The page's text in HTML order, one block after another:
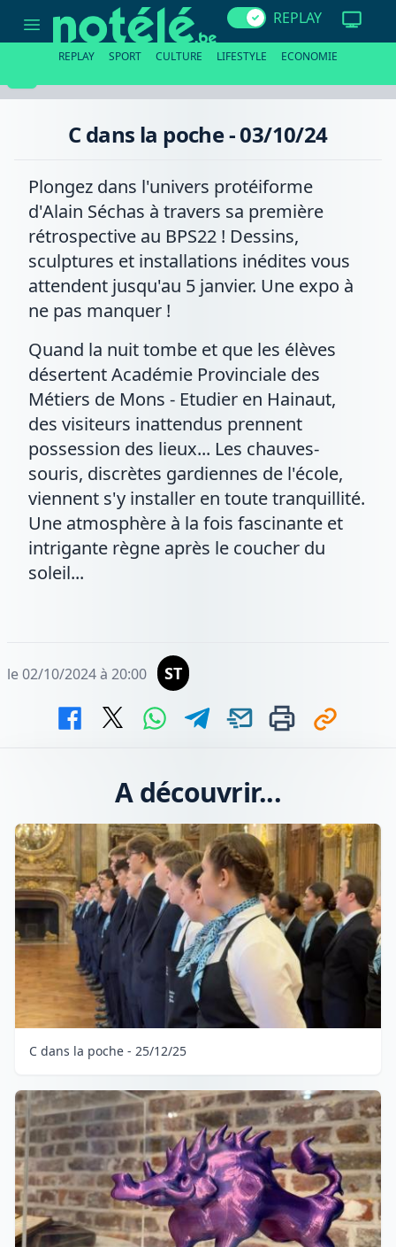
REPLAY
REPLAY SPORT CULTURE LIFESTYLE ECONOMIE
C dans la poche - 03/10/24
Plongez dans l'univers protéiforme
d'Alain Séchas à travers sa première
rétrospective au BPS22 ! Dessins,
sculptures et installations inédites vous
attendent jusqu'au 5 janvier. Une expo à
ne pas manquer !
Quand la nuit tombe et que les élèves
désertent Académie Provinciale des
Métiers de Mons - Etudier en Hainaut,
des visiteurs inattendus prennent
possession des lieux... Les chauves-
souris, discrètes gardiennes de l'école,
viennent s'y installer en toute tranquillité.
Une atmosphère à la fois fascinante et
intrigante règne après le coucher du
soleil...
le 02/10/2024 à 20:00 ST
A découvrir...
C dans la poche - 25/12/25